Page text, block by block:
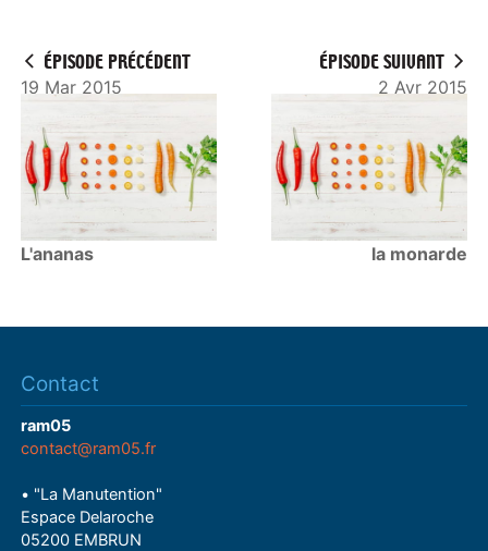
ÉPISODE PRÉCÉDENT
19 Mar 2015
L'ananas
ÉPISODE SUIVANT
2 Avr 2015
la monarde
Contact
ram05
contact@ram05.fr
• "La Manutention"
Espace Delaroche
05200 EMBRUN